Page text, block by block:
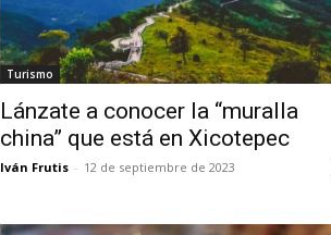
Turismo
Lánzate a conocer la “muralla
china” que está en Xicotepec
Iván Frutis - 12 de septiembre de 2023